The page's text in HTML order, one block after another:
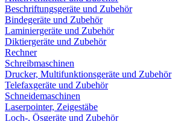
Beschriftungsgeräte und Zubehör
Bindegeräte und Zubehör
Laminiergeräte und Zubehör
Diktiergeräte und Zubehör
Rechner
Schreibmaschinen
Drucker, Multifunktionsgeräte und Zubehör
Telefaxgeräte und Zubehör
Schneidemaschinen
Laserpointer, Zeigestäbe
Loch-, Ösgeräte und Zubehör